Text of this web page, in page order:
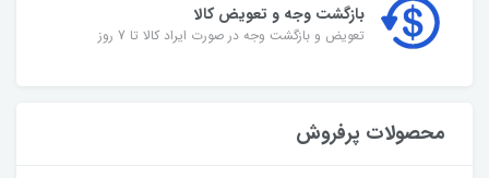
بازگشت وجه و تعویض کالا
تعویض و بازگشت وجه در صورت ایراد کالا تا 7 روز
محصولات پرفروش